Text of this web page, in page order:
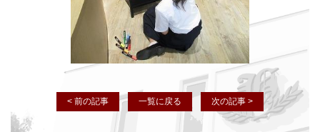
< 前の記事 一覧に戻る 次の記事 >